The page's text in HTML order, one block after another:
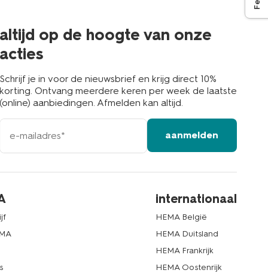
altijd op de hoogte van onze
acties
Schrijf je in voor de nieuwsbrief en krijg direct 10%
korting. Ontvang meerdere keren per week de laatste
(online) aanbiedingen. Afmelden kan altijd.
e-
mailadres
aanmelden
internationaal
HEMA België
HEMA Duitsland
HEMA Frankrijk
HEMA Oostenrijk